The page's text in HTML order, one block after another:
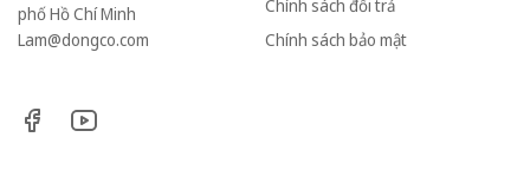
phố Hồ Chí Minh
Lam@dongco.com
Chính sách đổi trả
Chính sách bảo mật